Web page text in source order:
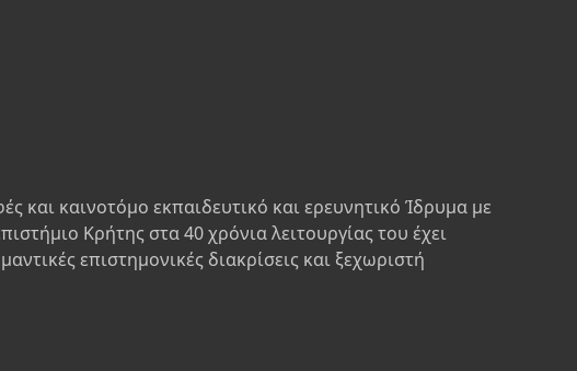
και καινοτόμο εκπαιδευτικό και ερευνητικό Ίδρυμα με
Κρήτης στα 40 χρόνια λειτουργίας του έχει
επιστημονικές διακρίσεις και ξεχωριστή